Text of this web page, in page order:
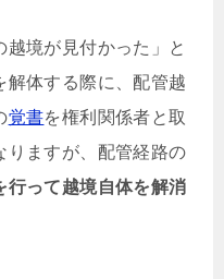
境が見付かった」と
解体する際に、配管越
覚書を権利関係者と取
りますが、配管経路の
行って越境自体を解消